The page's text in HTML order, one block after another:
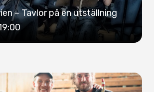
– Tavlor på en utställning